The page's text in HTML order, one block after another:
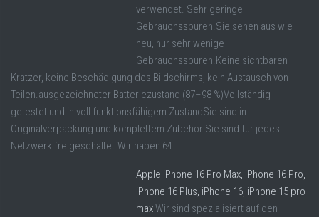
verwendet. Sehr geringe
Gebrauchsspuren.Sie sehen aus wie
neu, nur sehr wenige
Gebrauchsspuren.Keine sichtbaren
Kratzer, keine Beschädigung des Bildschirms, kein Austausch von
Teilen.ausgezeichneter Batteriezustand (87–98 %)Vollständig
getestet und in voll funktionsfähigem ZustandSie sind in
Originalverpackung und komplettem Zubehör.Sie sind für jedes
Netzwerk freigeschaltet.Wir haben 64 ...
Apple iPhone 16 Pro Max, iPhone 16 Pro,
iPhone 16 Plus, iPhone 16, iPhone 15 pro
maxWir sind spezialisiert auf den